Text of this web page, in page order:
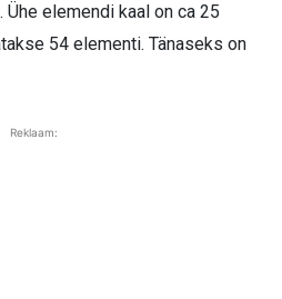
elemendi kaal on ca 25
54 elementi. Tänaseks on
Reklaam: